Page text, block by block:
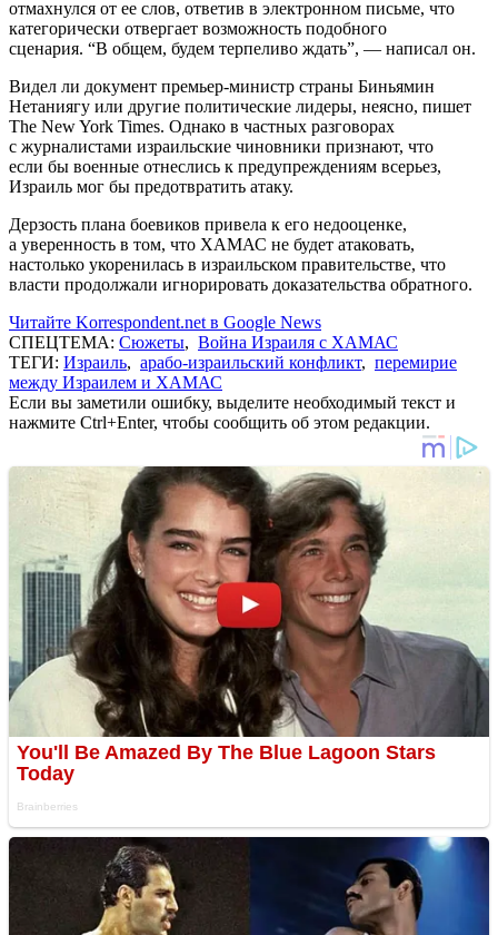
отмахнулся от ее слов, ответив в электронном письме, что
категорически отвергает возможность подобного
сценария. “В общем, будем терпеливо ждать”, — написал он.
Видел ли документ премьер-министр страны Биньямин
Нетаниягу или другие политические лидеры, неясно, пишет
The New York Times. Однако в частных разговорах
с журналистами израильские чиновники признают, что
если бы военные отнеслись к предупреждениям всерьез,
Израиль мог бы предотвратить атаку.
Дерзость плана боевиков привела к его недооценке,
а уверенность в том, что ХАМАС не будет атаковать,
настолько укоренилась в израильском правительстве, что
власти продолжали игнорировать доказательства обратного.
Читайте Korrespondent.net в Google News
СПЕЦТЕМА: Сюжеты, Война Израиля с ХАМАС
ТЕГИ: Израиль, арабо-израильский конфликт, перемирие
между Израилем и ХАМАС
Если вы заметили ошибку, выделите необходимый текст и
нажмите Ctrl+Enter, чтобы сообщить об этом редакции.